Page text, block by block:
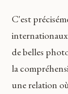
C'est
de belles
la
une relation